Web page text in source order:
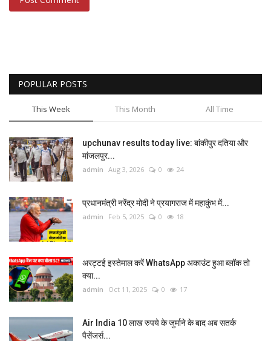
POPULAR POSTS
This Week This Month All Time
upchunav results today live: बांकीपुर दतिया और
मांजलपुर...
admin Aug 3, 2026 0 24
प्रधानमंत्री नरेंद्र मोदी ने प्रयागराज में महाकुंभ में...
admin Feb 5, 2025 0 18
अरट्टई इस्तेमाल करें WhatsApp अकाउंट हुआ ब्लॉक तो
क्या...
admin Oct 11, 2025 0 17
Air India 10 लाख रुपये के जुर्माने के बाद अब सतर्क
पैसेंजर्स...